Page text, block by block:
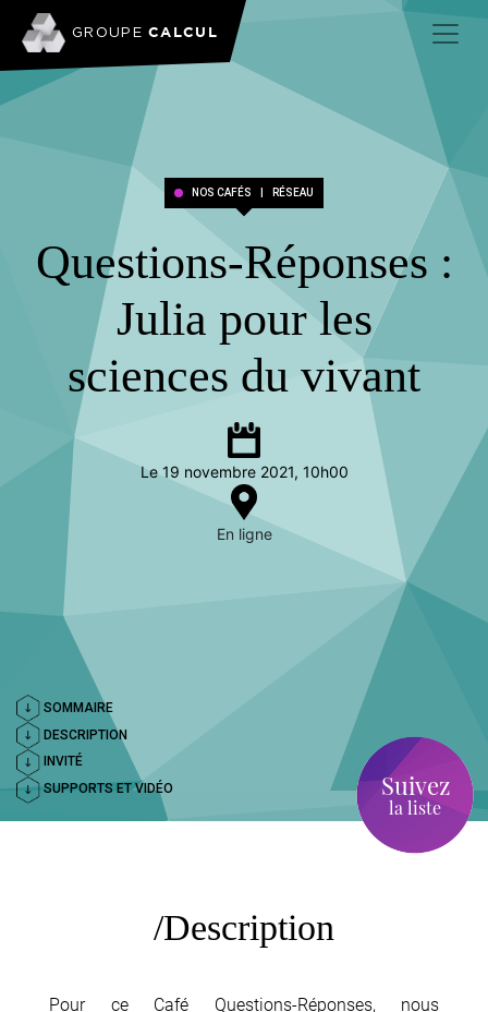
GROUPECALCUL
NOS CAFÉS RÉSEAU
Questions-Réponses :
Julia pour les
sciences du vivant
Le 19 novembre 2021, 10h00
En ligne
SOMMAIRE
DESCRIPTION
INVITÉ
SUPPORTS ET VIDÉO
Suivez
la liste
Description
Pour ce Café Questions-Réponses, nous